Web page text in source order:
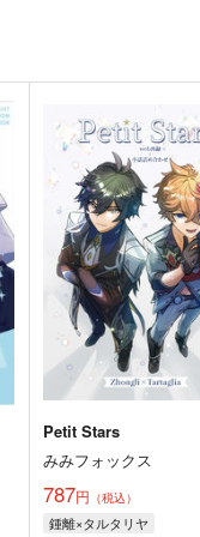
Petit Stars
みみフォックス
787円 （税込）
鍾離×タルタリヤ